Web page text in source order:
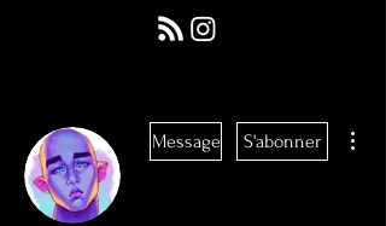
Message S'abonner